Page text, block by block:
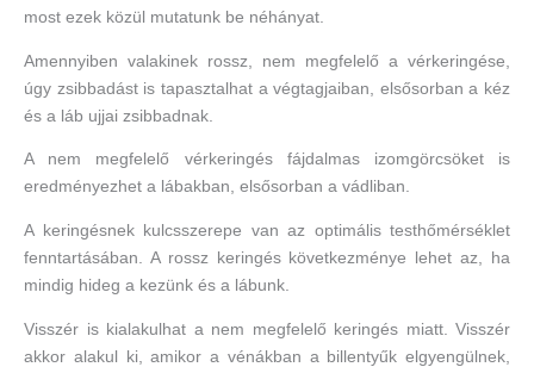
most ezek közül mutatunk be néhányat.
Amennyiben valakinek rossz, nem megfelelő a vérkeringése,
úgy zsibbadást is tapasztalhat a végtagjaiban, elsősorban a kéz
és a láb ujjai zsibbadnak.
A nem megfelelő vérkeringés fájdalmas izomgörcsöket is
eredményezhet a lábakban, elsősorban a vádliban.
A keringésnek kulcsszerepe van az optimális testhőmérséklet
fenntartásában. A rossz keringés következménye lehet az, ha
mindig hideg a kezünk és a lábunk.
Visszér is kialakulhat a nem megfelelő keringés miatt. Visszér
akkor alakul ki, amikor a vénákban a billentyűk elgyengülnek,